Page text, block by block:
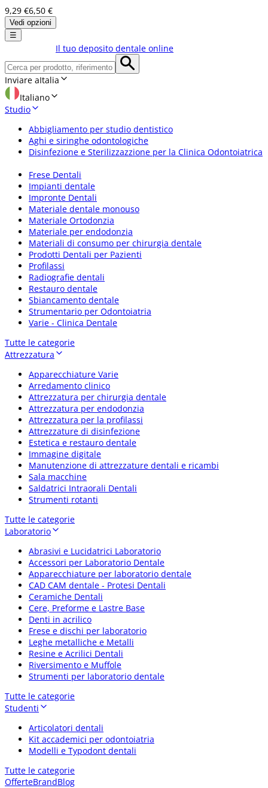
9,29 €6,50 €
Vedi opzioni
☰
Il tuo deposito dentale online
Inviare aItalia
Italiano
Studio
Abbigliamento per studio dentistico
Aghi e siringhe odontologiche
Disinfezione e Sterilizzazzione per la Clinica Odontoiatrica
Frese Dentali
Impianti dentale
Impronte Dentali
Materiale dentale monouso
Materiale Ortodonzia
Materiale per endodonzia
Materiali di consumo per chirurgia dentale
Prodotti Dentali per Pazienti
Profilassi
Radiografie dentali
Restauro dentale
Sbiancamento dentale
Strumentario per Odontoiatria
Varie - Clinica Dentale
Tutte le categorie
Attrezzatura
Apparecchiature Varie
Arredamento clinico
Attrezzatura per chirurgia dentale
Attrezzatura per endodonzia
Attrezzatura per la profilassi
Attrezzature di disinfezione
Estetica e restauro dentale
Immagine digitale
Manutenzione di attrezzature dentali e ricambi
Sala macchine
Saldatrici Intraorali Dentali
Strumenti rotanti
Tutte le categorie
Laboratorio
Abrasivi e Lucidatrici Laboratorio
Accessori per Laboratorio Dentale
Apparecchiature per laboratorio dentale
CAD CAM dentale - Protesi Dentali
Ceramiche Dentali
Cere, Preforme e Lastre Base
Denti in acrilico
Frese e dischi per laboratorio
Leghe metalliche e Metalli
Resine e Acrilici Dentali
Riversimento e Muffole
Strumenti per laboratorio dentale
Tutte le categorie
Studenti
Articolatori dentali
Kit accademici per odontoiatria
Modelli e Typodont dentali
Tutte le categorie
OfferteBrandBlog